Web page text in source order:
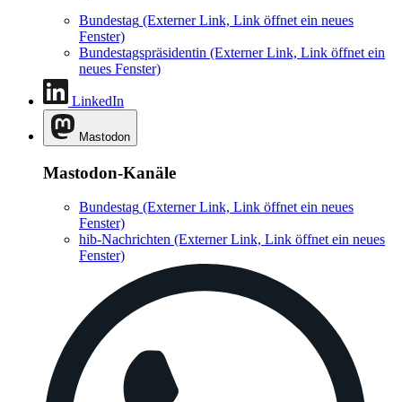
Bundestag (Externer Link, Link öffnet ein neues
Fenster)
Bundestagspräsidentin (Externer Link, Link öffnet ein
neues Fenster)
LinkedIn
Mastodon
Mastodon-Kanäle
Bundestag (Externer Link, Link öffnet ein neues
Fenster)
hib-Nachrichten (Externer Link, Link öffnet ein neues
Fenster)